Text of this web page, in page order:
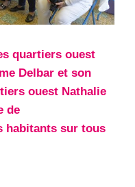
quartiers ouest
Delbar et son
ouest Nathalie
de
habitants sur tous